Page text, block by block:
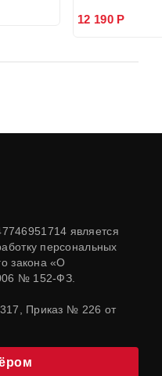
12 190 Р
является
персональных
закона «О
№ 152-ФЗ.
Приказ № 226 от